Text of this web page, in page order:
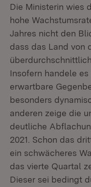
Die Ministerin wies
hohe
Jahres nicht den
dass das Land von
Insofern handele
erwartbare
besonders
anderen zeige die
deutliche
2021. Schon das
ein schwächeres
das vierte Quartal
Dieser sei bedingt